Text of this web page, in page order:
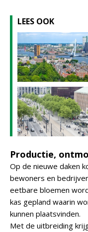
LEES OOK
Productie,
Op de nieuwe daken
bewoners en
eetbare bloemen
kas gepland waarin
kunnen plaatsvinden.
Met de uitbreiding